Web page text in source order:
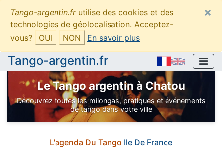
Tango-argentin.frutilise des cookies et des
technologies de géolocalisation. Acceptez-
vous?
OUI NON En savoir plus
×
Tango-argentin.fr
Le Tango argentin à Chatou
Découvrez toutes les milongas, pratiques et événements
de tango dans votre ville
L'agenda Du Tango Ile De France